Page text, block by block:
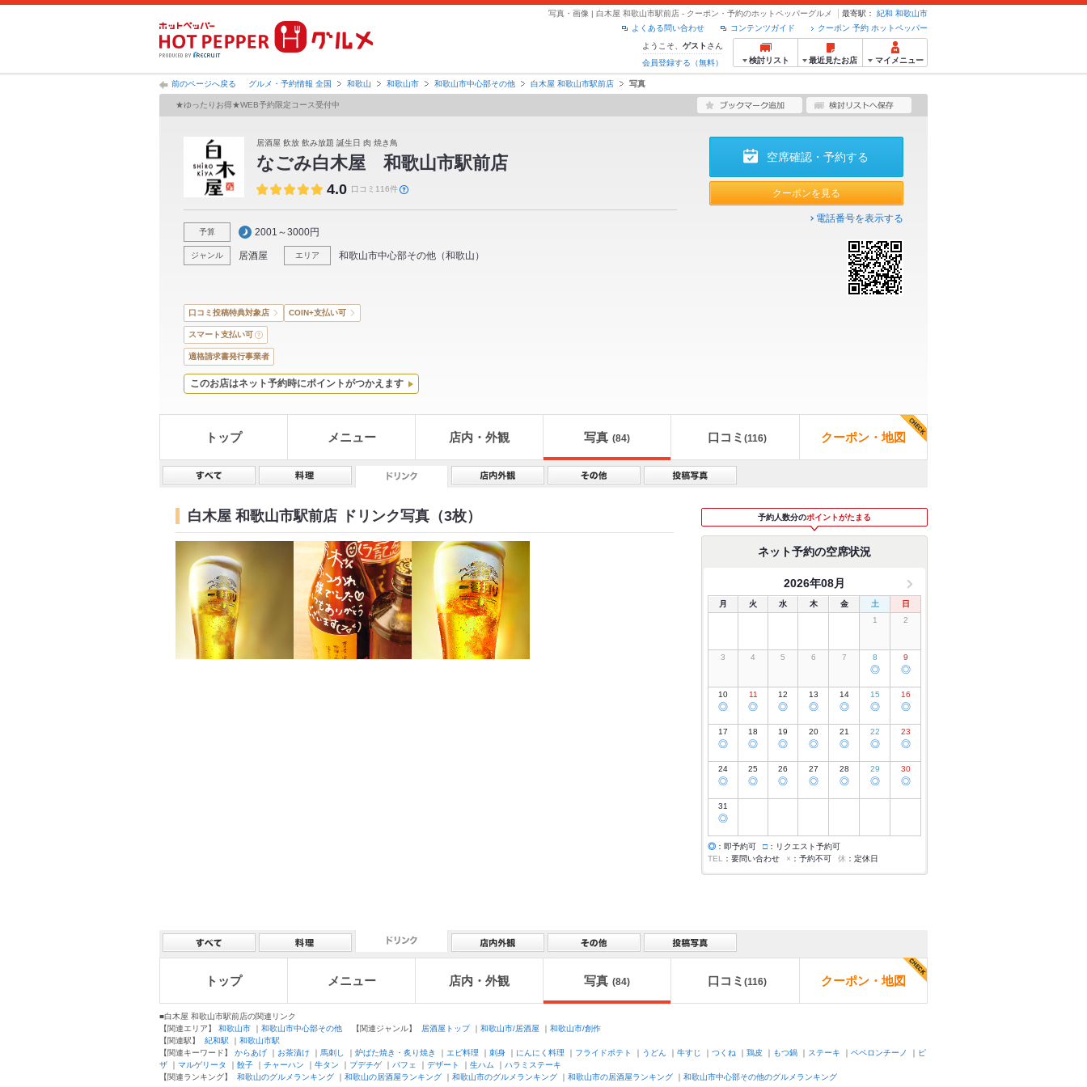
写真・画像 | 白木屋 和歌山市駅前店 - クーポン・予約のホットペッパーグルメ 最寄駅： 紀和 和歌山市
クーポン 予約 ホットペッパー
コンテンツガイド
よくある問い合わせ
ようこそ、 ゲスト さん
会員登録する（無料）
検討リスト 最近見たお店 マイメニュー
前のページへ戻る グルメ・予約情報 全国 和歌山 和歌山市 和歌山市中心部その他 白木屋 和歌山市駅前店 写真
★ゆったりお得★WEB予約限定コース受付中
居酒屋 飲放 飲み放題 誕生日 肉 焼き鳥
なごみ白木屋 和歌山市駅前店
4.0 口コミ116件
予算 2001～3000円
ジャンル 居酒屋 エリア 和歌山市中心部その他 （和歌山 ）
空席確認・予約する
クーポンを見る
電話番号を表示する
口コミ投稿特典対象店 COIN+支払い可
スマート支払い可
適格請求書発行事業者
このお店はネット予約時にポイントがつかえます
トップ メニュー 店内・外観 写真 (84) 口コミ (116) クーポン・地図
白木屋 和歌山市駅前店 ドリンク写真（3枚） 予約人数分のポイントがたまる
ネット予約の空席状況
2026年08月
月 火 水 木 金 土
日
1
2
3 4 5 6 7 8
◎
9
◎
10
◎
11
◎
12
◎
13
◎
14
◎
15
◎
16
◎
17
◎
18
◎
19
◎
20
◎
21
◎
22
◎
23
◎
24
◎
25
◎
26
◎
27
◎
28
◎
29
◎
30
◎
31
◎
◎ ：即予約可 □ ：リクエスト予約可
TEL
：要問い合わせ × ：予約不可 休 ：定休日
トップ メニュー 店内・外観 写真 (84) 口コミ (116) クーポン・地図
■白木屋 和歌山市駅前店の関連リンク
【関連エリア】 和歌山市 ｜ 和歌山市中心部その他 【関連ジャンル】 居酒屋トップ｜ 和歌山市/居酒屋 ｜ 和歌山市/創作
【関連駅】 紀和駅 ｜ 和歌山市駅
【関連キーワード】 からあげ ｜ お茶漬け ｜ 馬刺し ｜ 炉ばた焼き・炙り焼き ｜ エビ料理 ｜ 刺身 ｜ にんにく料理 ｜ フライドポテト ｜ うどん ｜ 牛すじ ｜ つくね ｜ 鶏皮 ｜ もつ鍋 ｜ ステーキ ｜ ペペロンチーノ ｜ ピ
ザ ｜ マルゲリータ ｜ 餃子 ｜ チャーハン ｜ 牛タン ｜ プデチゲ ｜ パフェ ｜ デザート ｜ 生ハム ｜ ハラミステーキ
【関連ランキング】 和歌山のグルメランキング ｜ 和歌山の居酒屋ランキング ｜ 和歌山市のグルメランキング ｜ 和歌山市の居酒屋ランキング ｜ 和歌山市中心部その他のグルメランキング